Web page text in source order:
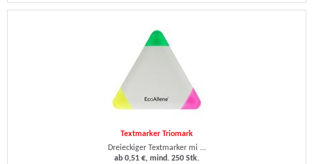
Textmarker Triomark
Dreieckiger Textmarker mi ...
ab 0,51 €, mind. 250 Stk.